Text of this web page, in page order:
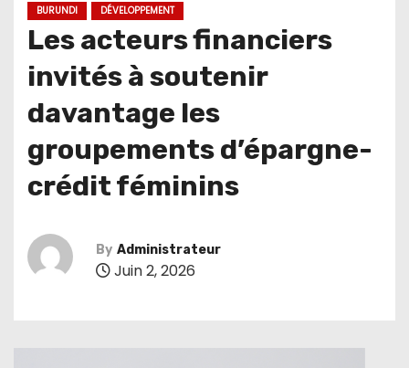
BURUNDI DÉVELOPPEMENT
Les acteurs financiers
invités à soutenir
davantage les
groupements d’épargne-
crédit féminins
By Administrateur
Juin 2, 2026